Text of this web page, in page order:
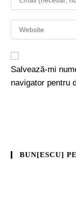
Salvează-mi
navigator pentru
BUN[ESCU]